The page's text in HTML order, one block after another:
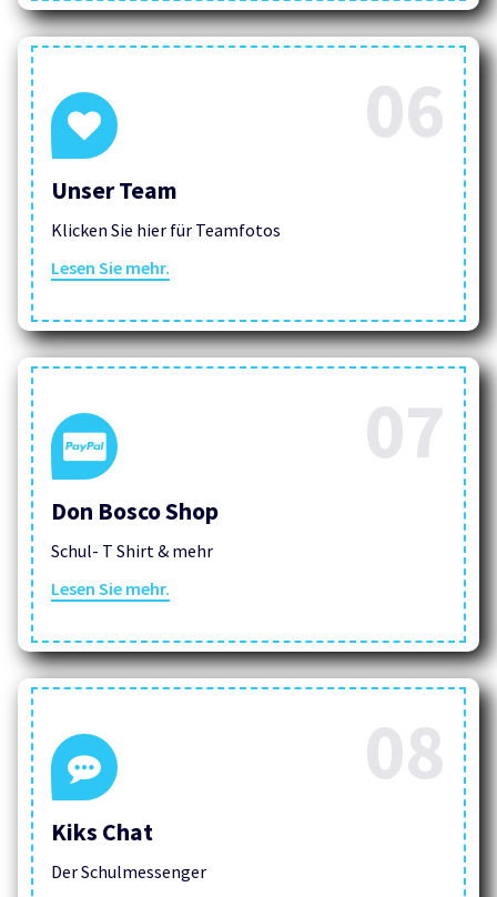
Unser Team
Klicken Sie hier für Teamfotos
Lesen Sie mehr.
06
Don Bosco Shop
Schul- T Shirt & mehr
Lesen Sie mehr.
07
Kiks Chat
Der Schulmessenger
08